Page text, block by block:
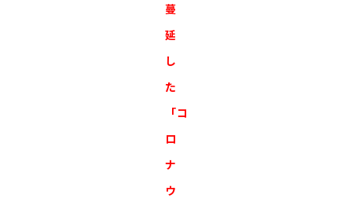
蔓
延
し
た
「コ
ロ
ナ
ウ